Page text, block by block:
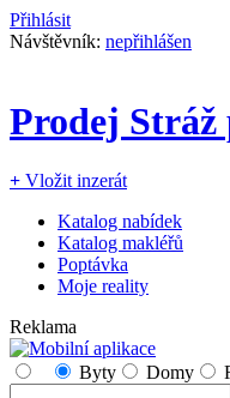
Přihlásit
Návštěvník: nepřihlášen
Prodej Stráž
+ Vložit inzerát
Katalog nabídek
Katalog makléřů
Poptávka
Moje reality
Reklama
Byty Domy